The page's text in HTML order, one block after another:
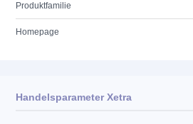
Produktfamilie
Homepage
Handelsparameter Xetra